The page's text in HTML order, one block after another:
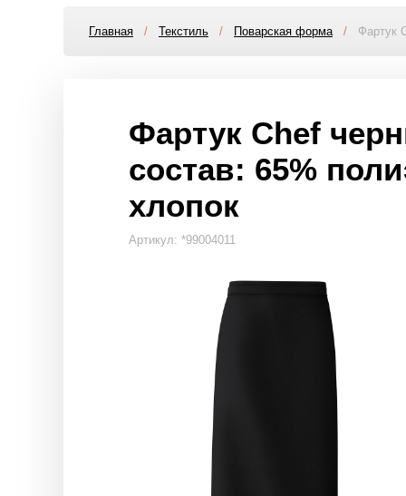
Главная / Текстиль / Поварская форма/ Фартук
Фартук Chef
состав: 65%
хлопок
Артикул: *99004011